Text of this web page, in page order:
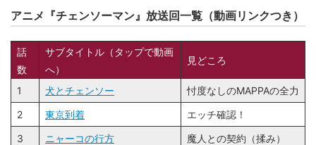
アニメ『チェンソーマン』放送回一覧（動画リンクつき）
話
数
サブタイトル（タップで動画
へ）
見どころ
1 犬とチェンソー
忖度なしのMAPPAの全力
2
東京到着
エッチ確認！
3
ニャーコの行方
魔人との契約（揉み）